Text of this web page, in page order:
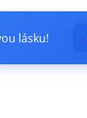
lásku!